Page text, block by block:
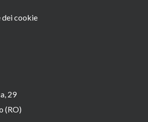
dei cookie
29
(RO)